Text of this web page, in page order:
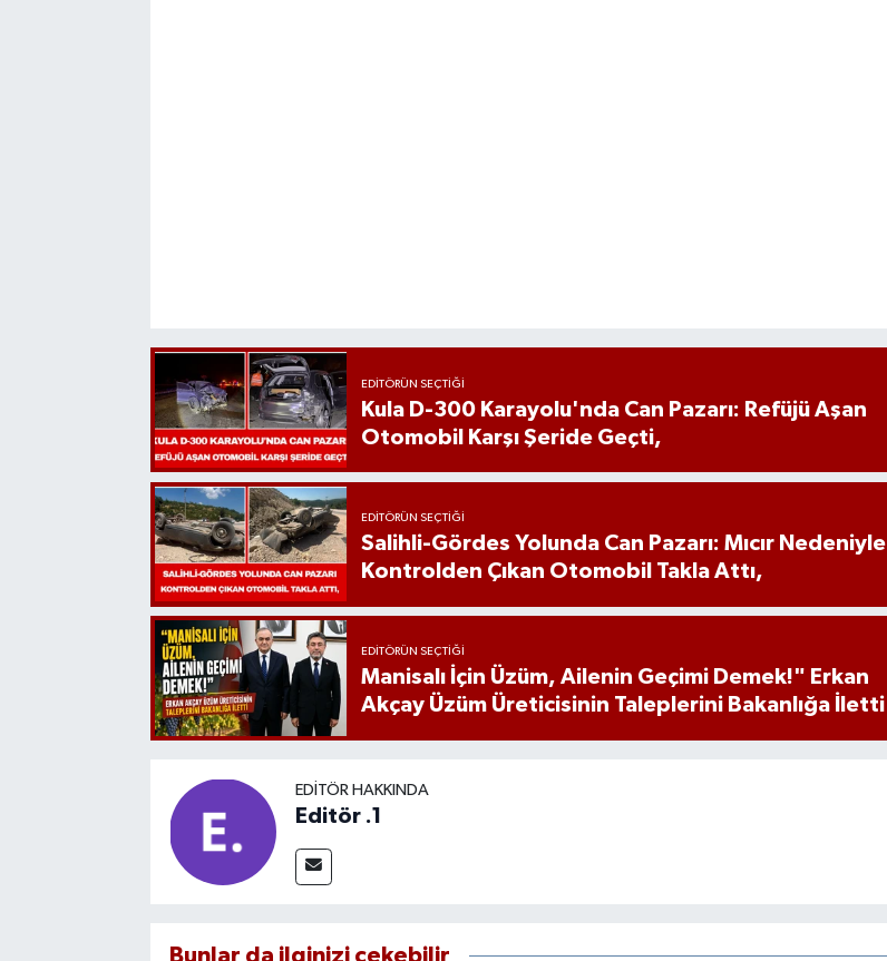
EDITÖRÜN SEÇTIĞI
Kula D-300 Karayolu'nda Can Pazarı: Refüjü Aşan
Otomobil Karşı Şeride Geçti,
EDITÖRÜN SEÇTIĞI
Salihli-Gördes Yolunda Can Pazarı: Mıcır Nedeniyle
Kontrolden Çıkan Otomobil Takla Attı,
EDITÖRÜN SEÇTIĞI
Manisalı İçin Üzüm, Ailenin Geçimi Demek!" Erkan
Akçay Üzüm Üreticisinin Taleplerini Bakanlığa İletti
EDITÖR HAKKINDA
Editör .1
Bunlar da ilginizi çekebilir